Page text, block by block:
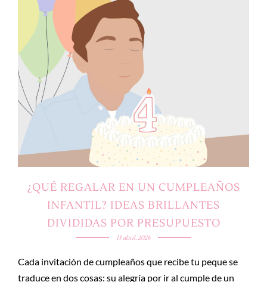
¿QUÉ REGALAR EN UN CUMPLEAÑOS
INFANTIL? IDEAS BRILLANTES
DIVIDIDAS POR PRESUPUESTO
13 abril, 2026
Cada invitación de cumpleaños que recibe tu peque se
traduce en dos cosas: su alegría por ir al cumple de un